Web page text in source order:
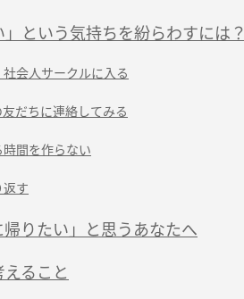
」という気持ちを紛らわすには？
会人サークルに入る
だちに連絡してみる
間を作らない
す
りたい」と思うあなたへ
ること